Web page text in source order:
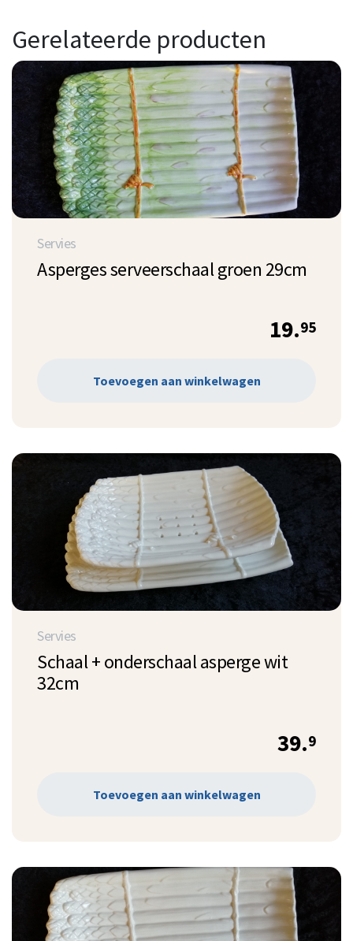
Gerelateerde producten
Servies
Asperges serveerschaal groen 29cm
19.95
Toevoegen aan winkelwagen
Servies
Schaal + onderschaal asperge wit
32cm
39.9
Toevoegen aan winkelwagen